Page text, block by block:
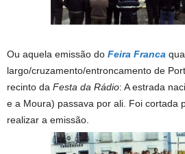
Ou aquela emissão do Feira Franca
largo/cruzamento/entroncamento de
recinto da Festa da Rádio: A estrada
e a Moura) passava por ali. Foi cortada
realizar a emissão.